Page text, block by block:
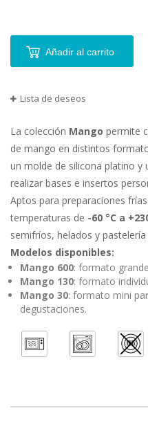
Añadir al carrito
Lista de deseos
La colección Mango permite
de mango en distintos
un molde de silicona platino y
realizar bases e insertos
Aptos para preparaciones
temperaturas de -60 °C a
semifríos, helados y pastelería
Modelos disponibles:
Mango 600: formato
Mango 130: formato
Mango 30: formato mini
degustaciones.